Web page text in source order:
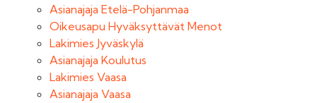
Asianajaja Etelä-Pohjanmaa
Oikeusapu Hyväksyttävät Menot
Lakimies Jyväskylä
Asianajaja Koulutus
Lakimies Vaasa
Asianajaja Vaasa